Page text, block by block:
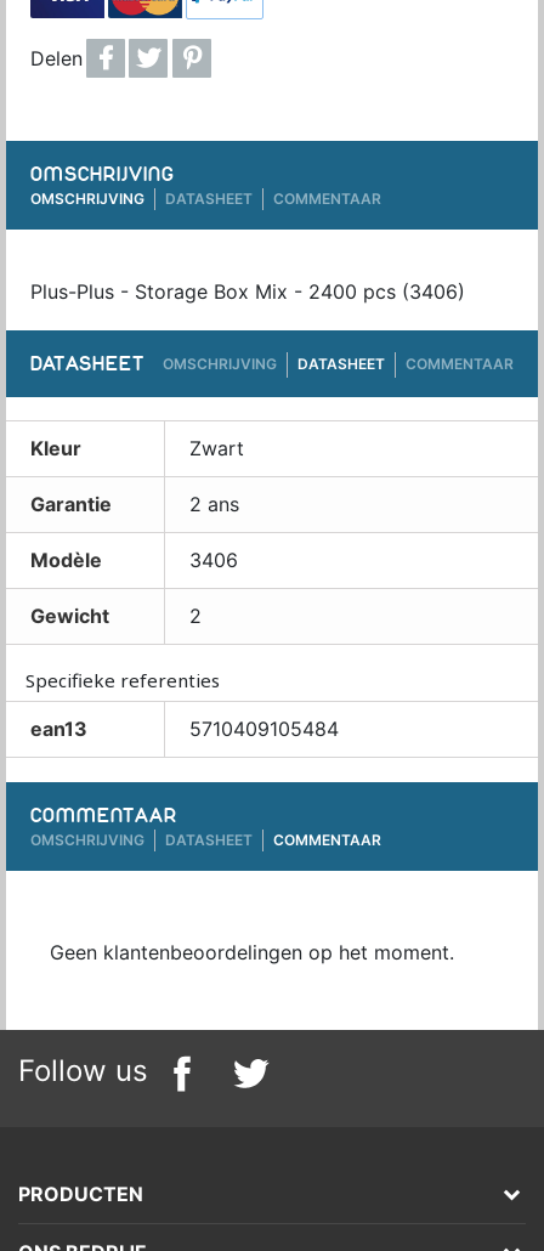
Delen
OMSCHRIJVING
OMSCHRIJVING DATASHEET COMMENTAAR
Plus-Plus - Storage Box Mix - 2400 pcs (3406)
DATASHEET OMSCHRIJVING DATASHEET COMMENTAAR
Kleur Zwart
Garantie 2 ans
Modèle 3406
Gewicht 2
Specifieke referenties
ean13
5710409105484
COMMENTAAR
OMSCHRIJVING DATASHEET COMMENTAAR
Geen klantenbeoordelingen op het moment.
Follow us
PRODUCTEN